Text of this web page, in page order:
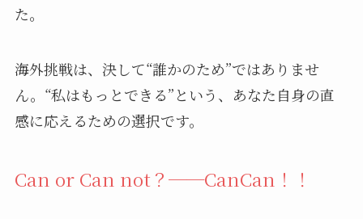
た。
海外挑戦は、決して“誰かのため”ではありませ
ん。“私はもっとできる”という、あなた自身の直
感に応えるための選択です。
Can or Can not？──CanCan！！